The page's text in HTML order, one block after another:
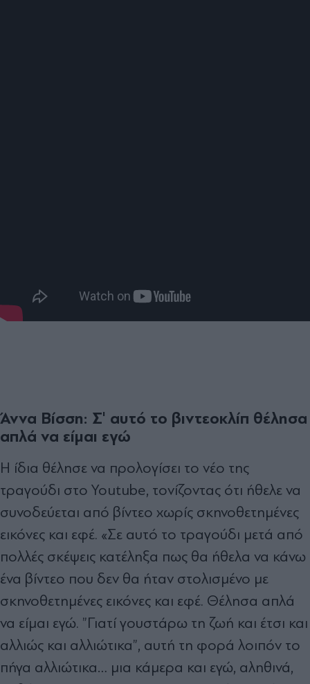
Άννα Βίσση: Σ' αυτό το βιντεοκλίπ θέλησα
απλά να είμαι εγώ
Η ίδια θέλησε να προλογίσει το νέο της
τραγούδι στο Youtube, τονίζοντας ότι ήθελε να
συνοδεύεται από βίντεο χωρίς σκηνοθετημένες
εικόνες και εφέ. «Σε αυτό το τραγούδι μετά από
πολλές σκέψεις κατέληξα πως θα ήθελα να κάνω
ένα βίντεο που δεν θα ήταν στολισμένο με
σκηνοθετημένες εικόνες και εφέ. Θέλησα απλά
να είμαι εγώ. ”Γιατί γουστάρω τη ζωή και έτσι και
αλλιώς και αλλιώτικα”, αυτή τη φορά λοιπόν το
πήγα αλλιώτικα… μια κάμερα και εγώ, αληθινά,